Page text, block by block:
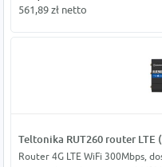
561,89 zł netto
Teltonika RUT260 router LTE
Router 4G LTE WiFi 300Mbps,